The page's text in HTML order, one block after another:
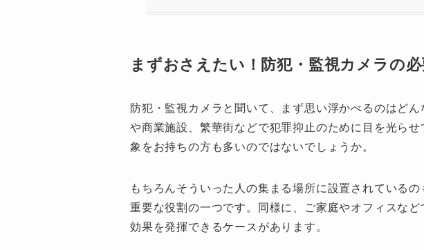
まずおさえたい！防犯・監視カメラの必
防犯・監視カメラと聞いて、まず思い浮かべるのはど
や商業施設、繁華街などで犯罪抑止のために目を光ら
象をお持ちの方も多いのではないでしょうか。
もちろんそういった人の集まる場所に設置されている
重要な役割の一つです。同様に、ご家庭やオフィスな
効果を発揮できるケースがあります。